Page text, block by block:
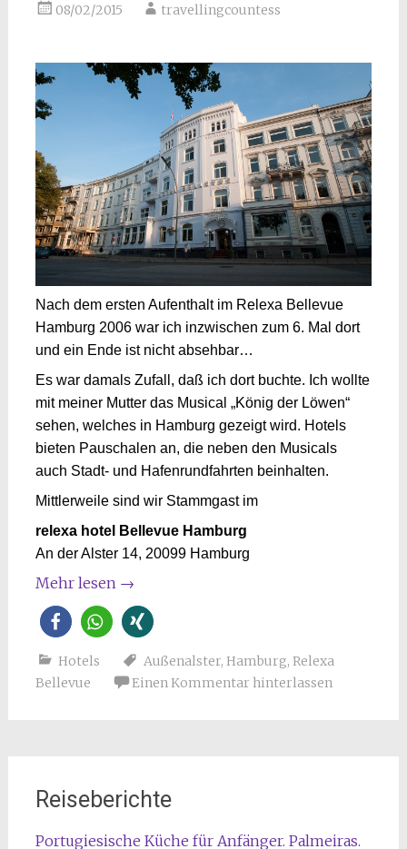
08/02/2015 travellingcountess
Nach dem ersten Aufenthalt im Relexa Bellevue
Hamburg 2006 war ich inzwischen zum 6. Mal dort
und ein Ende ist nicht absehbar…
Es war damals Zufall, daß ich dort buchte. Ich wollte
mit meiner Mutter das Musical „König der Löwen“
sehen, welches in Hamburg gezeigt wird. Hotels
bieten Pauschalen an, die neben den Musicals
auch Stadt- und Hafenrundfahrten beinhalten.
Mittlerweile sind wir Stammgast im
relexa hotel Bellevue Hamburg
An der Alster 14, 20099 Hamburg
Mehr lesen →
Hotels Außenalster, Hamburg, Relexa
Bellevue
Einen Kommentar hinterlassen
Reiseberichte
Portugiesische Küche für Anfänger. Palmeiras.